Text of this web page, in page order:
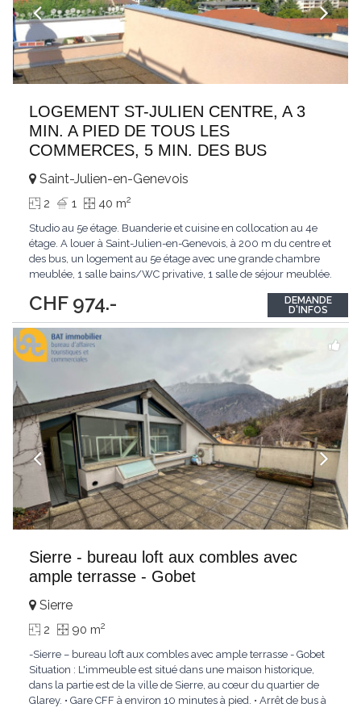
LOGEMENT ST-JULIEN CENTRE, A 3
MIN. A PIED DE TOUS LES
COMMERCES, 5 MIN. DES BUS
CHF 974.-
Saint-Julien-en-Genevois
2 1 40 m2
Studio au 5e étage. Buanderie et cuisine en collocation au 4e
étage. A louer à Saint-Julien-en-Genevois, à 200 m du centre et
des bus, un logement au 5e étage avec une grande chambre
meublée, 1 salle bains/WC privative, 1 salle de séjour meublée.
cuisine est à partager avec la propriétaire qui habite au 4e étage.
Annexes : une...
DEMANDE
D'INFOS
Sierre - bureau loft aux combles avec
ample terrasse - Gobet
Sierre
2 90 m2
-Sierre – bureau loft aux combles avec ample terrasse - Gobet
Situation : L'immeuble est situé dans une maison historique,
dans la partie est de la ville de Sierre, au cœur du quartier de
Glarey. • Gare CFF à environ 10 minutes à pied. • Arrêt de bus à